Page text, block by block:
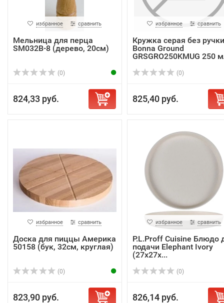
избранное сравнить
Мельница для перца
SM032B-8 (дерево, 20см)
(0)
824,33 руб.
избранное сравнить
Кружка серая без ручки
Bonna Ground
GRSGRO250KMUG 250
(0)
825,40 руб.
избранное сравнить
Доска для пиццы Америка
50158 (бук, 32см, круглая)
(0)
823,90 руб.
избранное сравнить
P.L.Proff Cuisine Блюдо
подачи Elephant Ivory
(27х27х...
(0)
826,14 руб.